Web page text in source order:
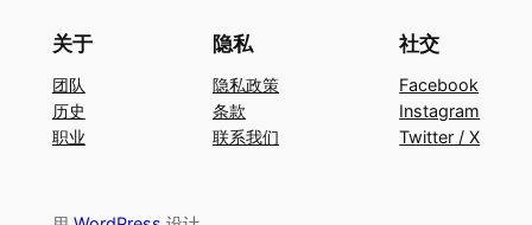
关于
团队
历史
职业
隐私
隐私政策
条款
联系我们
社交
Facebook
Instagram
Twitter / X